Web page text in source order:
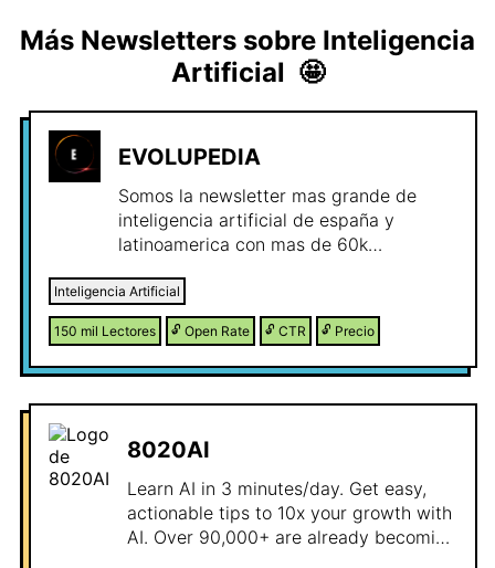
Más Newsletters sobre Inteligencia
Artificial 🤩
EVOLUPEDIA
Somos la newsletter mas grande de
inteligencia artificial de españa y
latinoamerica con mas de 60k
Inteligencia Artificial
150 mil Lectores 🔓 Open Rate 🔓 CTR 🔓 Precio
8020AI
Learn AI in 3 minutes/day. Get easy,
actionable tips to 10x your growth with
AI. Over 90,000+ are already becoming